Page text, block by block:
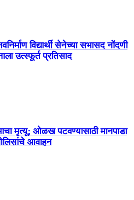
विद्यार्थी सेनेच्या सभासद नोंदणी
उत्स्फूर्त प्रतिसाद
मृत्यू; ओळख पटवण्यासाठी मानपाडा
आवाहन